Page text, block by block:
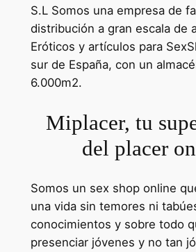
S.L Somos una empresa de
distribución a gran escala de
Eróticos y artículos para
sur de España, con un
6.000m2.
Miplacer, tu
del placer
Somos un sex shop online
una vida sin temores ni
conocimientos y sobre todo
presenciar jóvenes y no tan